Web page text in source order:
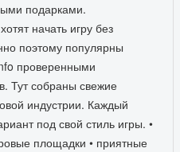
подарками.
начать игру без
поэтому популярны
проверенными
Тут собраны свежие
индустрии. Каждый
под свой стиль игры. •
площадки • приятные